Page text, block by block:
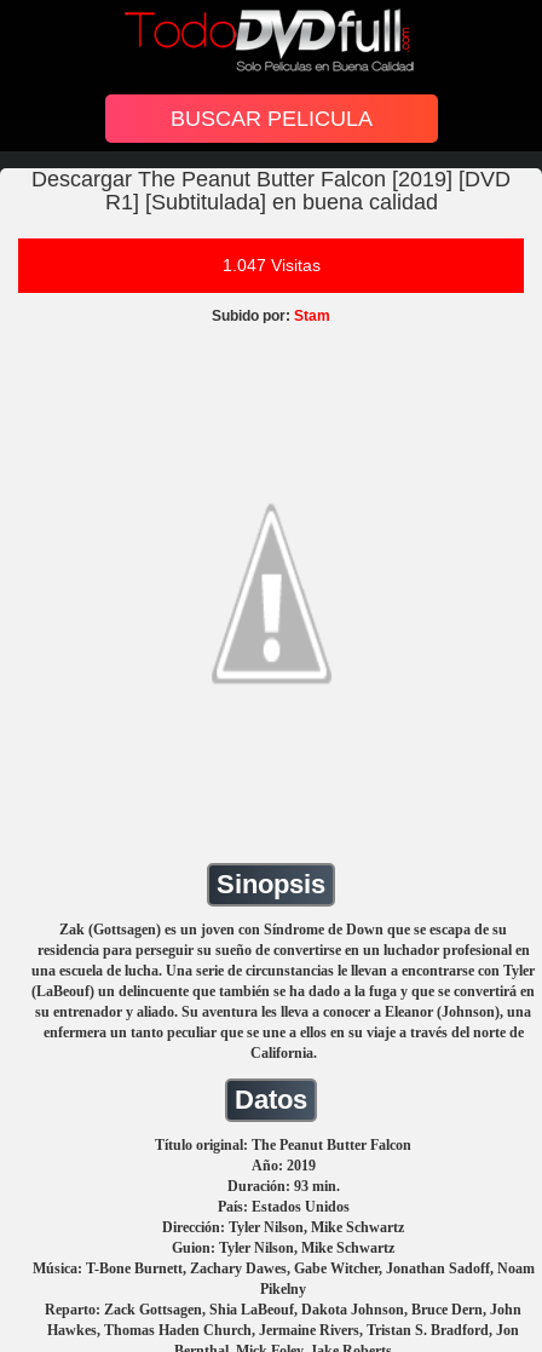
Descargar The Peanut Butter Falcon [2019] [DVD
R1] [Subtitulada] en buena calidad
1.047 Visitas
Subido por: Stam
Sinopsis
Zak (Gottsagen) es un joven con Síndrome de Down que se escapa de su
residencia para perseguir su sueño de convertirse en un luchador profesional en
una escuela de lucha. Una serie de circunstancias le llevan a encontrarse con Tyler
(LaBeouf) un delincuente que también se ha dado a la fuga y que se convertirá en
su entrenador y aliado. Su aventura les lleva a conocer a Eleanor (Johnson), una
enfermera un tanto peculiar que se une a ellos en su viaje a través del norte de
California.
Datos
Título original: The Peanut Butter Falcon
Año: 2019
Duración: 93 min.
País: Estados Unidos
Dirección: Tyler Nilson, Mike Schwartz
Guion: Tyler Nilson, Mike Schwartz
Música: T-Bone Burnett, Zachary Dawes, Gabe Witcher, Jonathan Sadoff, Noam
Pikelny
Reparto: Zack Gottsagen, Shia LaBeouf, Dakota Johnson, Bruce Dern, John
Hawkes, Thomas Haden Church, Jermaine Rivers, Tristan S. Bradford, Jon